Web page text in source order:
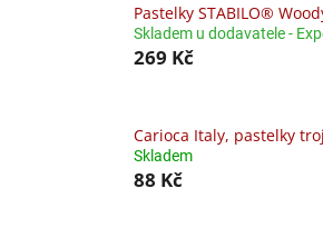
Pastelky STABILO®
Skladem u dodavatele -
269 Kč
Carioca Italy, pastelky
Skladem
88 Kč